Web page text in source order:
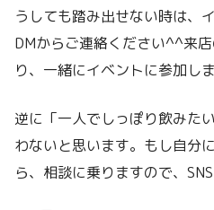
うしても踏み出せない時は
DMからご連絡ください^^来
り、一緒にイベントに参加し
逆に「一人でしっぽり飲みた
わないと思います。もし自分
ら、相談に乗りますので、